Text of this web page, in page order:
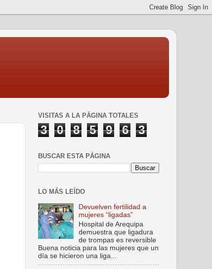
VISITAS A LA PÁGINA TOTALES
3 0 8 5 9 6 3
BUSCAR ESTA PÁGINA
LO MÁS LEÍDO
Devuelven fertilidad a
mujeres “ligadas”
Hospital de Arequipa
demuestra que ligadura
de trompas es reversible
Buena noticia para las mujeres que un
día se hicieron una liga...